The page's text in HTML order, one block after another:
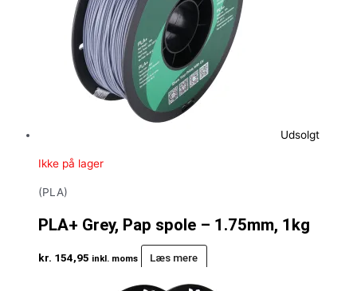
Udsolgt
Ikke på lager
(PLA)
PLA+ Grey, Pap spole – 1.75mm, 1kg
kr. 154,95 inkl. moms Læs mere